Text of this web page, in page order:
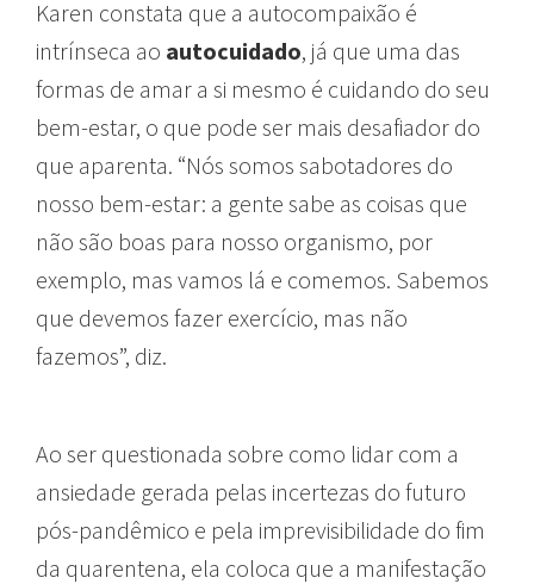
Karen constata que a autocompaixão é
intrínseca ao autocuidado, já que uma das
formas de amar a si mesmo é cuidando do seu
bem-estar, o que pode ser mais desafiador do
que aparenta. “Nós somos sabotadores do
nosso bem-estar: a gente sabe as coisas que
não são boas para nosso organismo, por
exemplo, mas vamos lá e comemos. Sabemos
que devemos fazer exercício, mas não
fazemos”, diz.
Ao ser questionada sobre como lidar com a
ansiedade gerada pelas incertezas do futuro
pós-pandêmico e pela imprevisibilidade do fim
da quarentena, ela coloca que a manifestação